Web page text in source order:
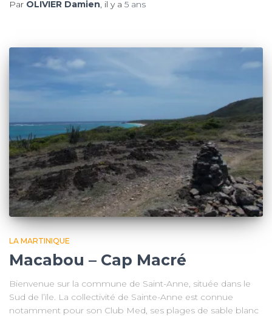
Par OLIVIER Damien, il y a 5 ans
LA MARTINIQUE
Macabou – Cap Macré
Bienvenue sur la commune de Saint-Anne, située dans le
Sud de l’ïle. La collectivité de Sainte-Anne est connue
notamment pour son Club Med, ses plages de sable blanc